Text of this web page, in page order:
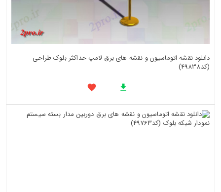
دانلود نقشه اتوماسیون و نقشه های برق لامپ حداکثر بلوک طراحی
(کد49838)